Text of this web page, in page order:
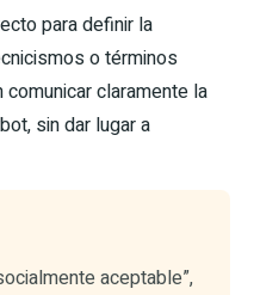
para definir la
o términos
claramente la
sin dar lugar a
aceptable”,